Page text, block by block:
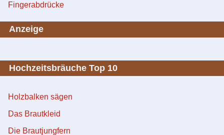
Fingerabdrücke
Anzeige
Hochzeitsbräuche Top 10
Holzbalken sägen
Das Brautkleid
Die Brautjungfern